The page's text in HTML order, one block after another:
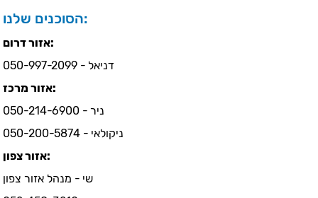
הסוכנים שלנו:
אזור דרום:
דניאל - 050-997-2099
אזור מרכז:
ניר - 050-214-6900
ניקולאי - 050-200-5874
אזור צפון:
שי - מנהל אזור צפון